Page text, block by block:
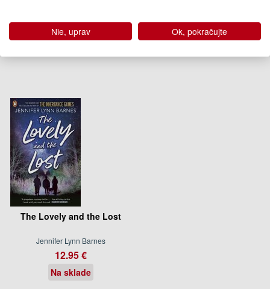
12.95 €
The Lovely and the Lost
Jennifer Lynn Barnes
12.95 €
Na sklade
Nie, uprav Ok, pokračujte